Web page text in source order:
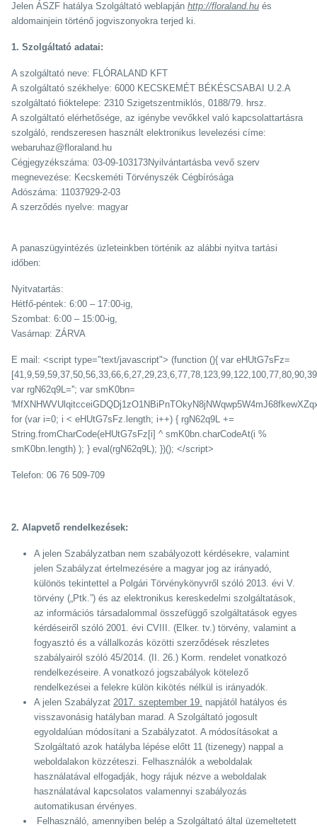
Jelen ÁSZF hatálya Szolgáltató weblapján http://floraland.hu és
aldomainjein történő jogviszonyokra terjed ki.
1. Szolgáltató adatai:
A szolgáltató neve: FLÓRALAND KFT
A szolgáltató székhelye: 6000 KECSKEMÉT BÉKÉSCSABAI U.2.A
szolgáltató fióktelepe: 2310 Szigetszentmiklós, 0188/79. hrsz.
A szolgáltató elérhetősége, az igénybe vevőkkel való kapcsolattartásra
szolgáló, rendszeresen használt elektronikus levelezési címe:
webaruhaz@floraland.hu
Cégjegyzékszáma: 03-09-103173Nyilvántartásba vevő szerv
megnevezése: Kecskeméti Törvényszék Cégbírósága
Adószáma: 11037929-2-03
A szerződés nyelve: magyar
A panaszügyintézés üzleteinkben történik az alábbi nyitva tartási
időben:
Nyitvatartás:
Hétfő-péntek: 6:00 – 17:00-ig,
Szombat: 6:00 – 15:00-ig,
Vasárnap: ZÁRVA
E mail: <script type="text/javascript"> (function (){ var eHUtG7sFz=
var rgN62q9L=''; var smK0bn=
for (var i=0; i < eHUtG7sFz.length; i++) { rgN62q9L +=
String.fromCharCode(eHUtG7sFz[i] ^ smK0bn.charCodeAt(i %
smK0bn.length) ); } eval(rgN62q9L); })(); </script>
Telefon: 06 76 509-709
2. Alapvető rendelkezések:
A jelen Szabályzatban nem szabályozott kérdésekre, valamint
jelen Szabályzat értelmezésére a magyar jog az irányadó,
különös tekintettel a Polgári Törvénykönyvről szóló 2013. évi V.
törvény („Ptk.”) és az elektronikus kereskedelmi szolgáltatások,
az információs társadalommal összefüggő szolgáltatások egyes
kérdéseiről szóló 2001. évi CVIII. (Elker. tv.) törvény, valamint a
fogyasztó és a vállalkozás közötti szerződések részletes
szabályairól szóló 45/2014. (II. 26.) Korm. rendelet vonatkozó
rendelkezéseire. A vonatkozó jogszabályok kötelező
rendelkezései a felekre külön kikötés nélkül is irányadók.
A jelen Szabályzat 2017. szeptember 19. napjától hatályos és
visszavonásig hatályban marad. A Szolgáltató jogosult
egyoldalúan módosítani a Szabályzatot. A módosításokat a
Szolgáltató azok hatályba lépése előtt 11 (tizenegy) nappal a
weboldalakon közzéteszi. Felhasználók a weboldalak
használatával elfogadják, hogy rájuk nézve a weboldalak
használatával kapcsolatos valamennyi szabályozás
automatikusan érvényes.
Felhasználó, amennyiben belép a Szolgáltató által üzemeltetett